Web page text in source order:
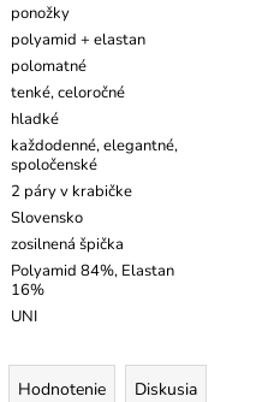
ponožky
polyamid + elastan
polomatné
tenké, celoročné
hladké
každodenné, elegantné,
spoločenské
2 páry v krabičke
Slovensko
zosilnená špička
Polyamid 84%, Elastan
16%
UNI
Hodnotenie Diskusia